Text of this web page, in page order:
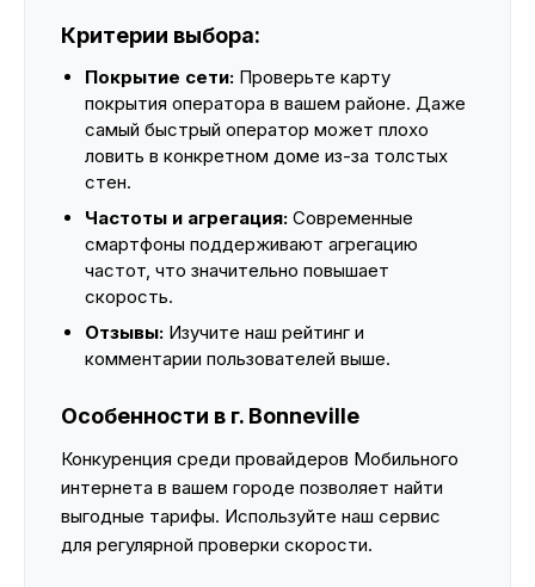
Критерии выбора:
Покрытие сети: Проверьте карту
покрытия оператора в вашем районе. Даже
самый быстрый оператор может плохо
ловить в конкретном доме из-за толстых
стен.
Частоты и агрегация: Современные
смартфоны поддерживают агрегацию
частот, что значительно повышает
скорость.
Отзывы: Изучите наш рейтинг и
комментарии пользователей выше.
Особенности в г. Bonneville
Конкуренция среди провайдеров Мобильного
интернета в вашем городе позволяет найти
выгодные тарифы. Используйте наш сервис
для регулярной проверки скорости.